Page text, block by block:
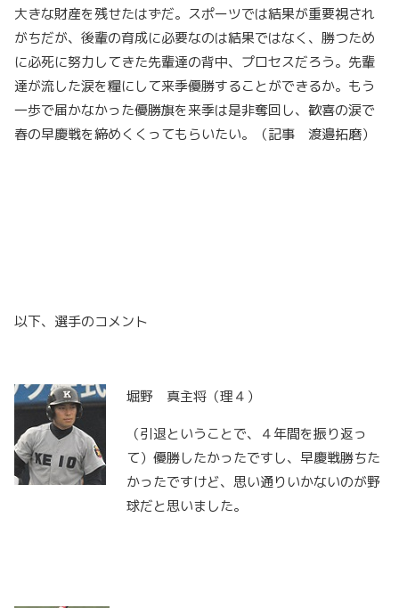
大きな財産を残せたはずだ。スポーツでは結果が重要視され
がちだが、後輩の育成に必要なのは結果ではなく、勝つため
に必死に努力してきた先輩達の背中、プロセスだろう。先輩
達が流した涙を糧にして来季優勝することができるか。もう
一歩で届かなかった優勝旗を来季は是非奪回し、歓喜の涙で
春の早慶戦を締めくくってもらいたい。（記事 渡邉拓磨）
以下、選手のコメント
堀野 真主将（理４）
（引退ということで、４年間を振り返っ
て）優勝したかったですし、早慶戦勝ちた
かったですけど、思い通りいかないのが野
球だと思いました。